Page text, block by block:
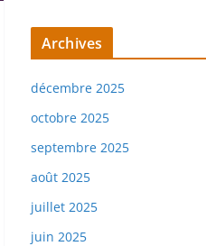
Archives
décembre 2025
octobre 2025
septembre 2025
août 2025
juillet 2025
juin 2025